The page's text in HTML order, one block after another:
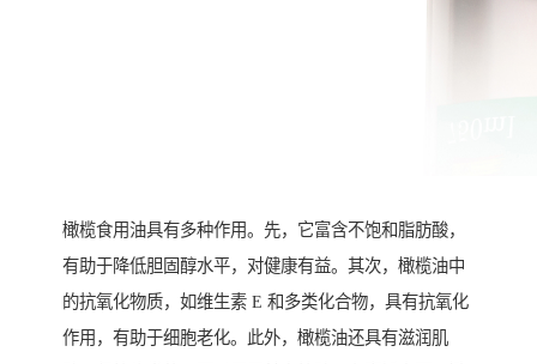
橄榄食用油具有多种作用。先，它富含不饱和脂肪酸，
有助于降低胆固醇水平，对健康有益。其次，橄榄油中
的抗氧化物质，如维生素 E 和多类化合物，具有抗氧化
作用，有助于细胞老化。此外，橄榄油还具有滋润肌